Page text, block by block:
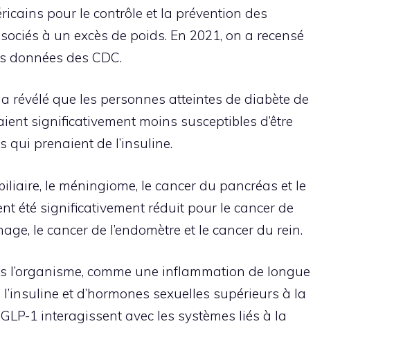
pour le contrôle et la prévention des
à un excès de poids. En 2021, on a recensé
des CDC.
révélé que les personnes atteintes de diabète de
significativement moins susceptibles d’être
qui prenaient de l’insuline.
le méningiome, le cancer du pancréas et le
été significativement réduit pour le cancer de
le cancer de l’endomètre et le cancer du rein.
l’organisme, comme une inflammation de longue
et d’hormones sexuelles supérieurs à la
1 interagissent avec les systèmes liés à la